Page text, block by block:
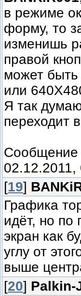
в режиме
форму, то
изменишь
правой
может быть
или
Я так
переходит
Сообщение
02.12.2011,
[19]
Графика
идёт, но
экран как
углу от
выше
[20] Palkin-